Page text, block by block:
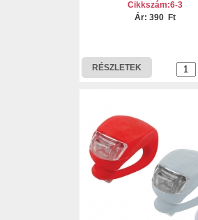
Cikkszám:6-3
Ár: 390 Ft
RÉSZLETEK